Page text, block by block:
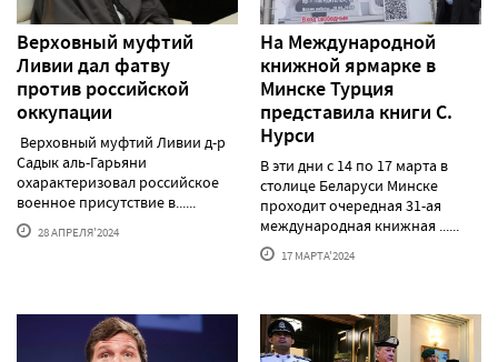
Верховный муфтий
Ливии дал фатву
против российской
оккупации
Верховный муфтий Ливии д-р
Садык аль-Гарьяни
охарактеризовал российское
военное присутствие в......
28 АПРЕЛЯ'2024
На Международной
книжной ярмарке в
Минске Турция
представила книги С.
Нурси
В эти дни с 14 по 17 марта в
столице Беларуси Минске
проходит очередная 31-ая
международная книжная ......
17 МАРТА'2024